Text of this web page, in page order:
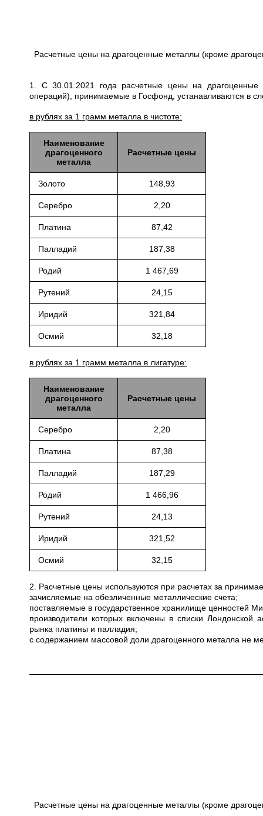
Расчетные цены на драгоценные металлы (кроме
1. С 30.01.2021 года расчетные цены на драгоценные
операций), принимаемые в Госфонд, устанавливаются в
в рублях за 1 грамм металла в чистоте:
Наименование
драгоценного
металла
Расчетные цены
Золото 148,93
Серебро 2,20
Платина 87,42
Палладий 187,38
Родий 1 467,69
Рутений 24,15
Иридий 321,84
Осмий 32,18
в рублях за 1 грамм металла в лигатуре:
Наименование
драгоценного
металла
Расчетные цены
Серебро 2,20
Платина 87,38
Палладий 187,29
Родий 1 466,96
Рутений 24,13
Иридий 321,52
Осмий 32,15
2. Расчетные цены используются при расчетах за
зачисляемые на обезличенные металлические счета;
поставляемые в государственное хранилище ценностей
производители которых включены в списки Лондонской
рынка платины и палладия;
с содержанием массовой доли драгоценного металла не
Расчетные цены на драгоценные металлы (кроме